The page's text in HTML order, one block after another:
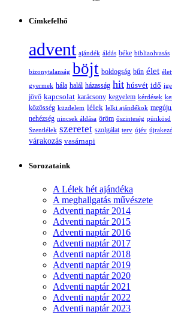
Címkefelhő
advent ajándék áldás béke bibliaolvasás
bizonytalanság böjt boldogság bűn élet
gyermek hála halál házasság hit húsvét idő ige
jövő kapcsolat karácsony kegyelem kérdések
közösség küzdelem lélek lelki ajándékok
nehézség nincsek áldása öröm őszinteség pünkösd
Szentlélek szeretet szolgálat terv újév
várakozás vasárnapi
Sorozataink
A Lélek hét ajándéka
A meghallgatás művészete
Adventi naptár 2014
Adventi naptár 2015
Adventi naptár 2016
Adventi naptár 2017
Adventi naptár 2018
Adventi naptár 2019
Adventi naptár 2020
Adventi naptár 2021
Adventi naptár 2022
Adventi naptár 2023